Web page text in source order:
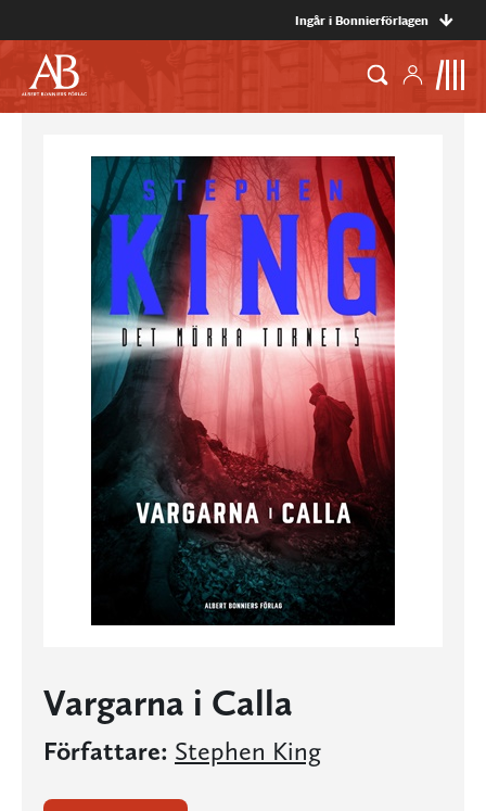
Ingår i Bonnierförlagen
Vargarna i Calla
Författare: Stephen King